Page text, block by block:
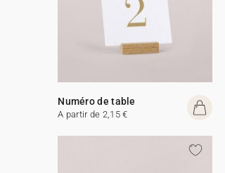
Numéro de table
A partir de 2,15 €